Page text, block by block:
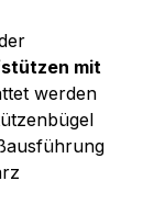
mit
werden